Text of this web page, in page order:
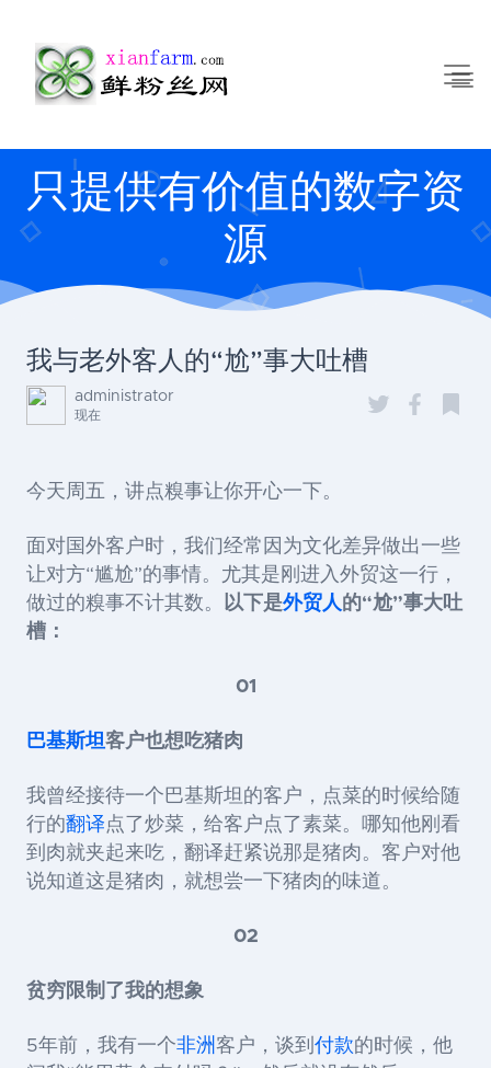
只提供有价值的数字资
源
我与老外客人的“尬”事大吐槽
administrator
现在
今天周五，讲点糗事让你开心一下。
面对国外客户时，我们经常因为文化差异做出一些
让对方“尴尬”的事情。尤其是刚进入外贸这一行，
做过的糗事不计其数。 以下是外贸人的“尬”事大吐
槽：
01
巴基斯坦客户也想吃猪肉
我曾经接待一个巴基斯坦的客户，点菜的时候给随
行的翻译点了炒菜，给客户点了素菜。哪知他刚看
到肉就夹起来吃，翻译赶紧说那是猪肉。客户对他
说知道这是猪肉，就想尝一下猪肉的味道。
02
贫穷限制了我的想象
5年前，我有一个非洲客户，谈到 付款的时候，他